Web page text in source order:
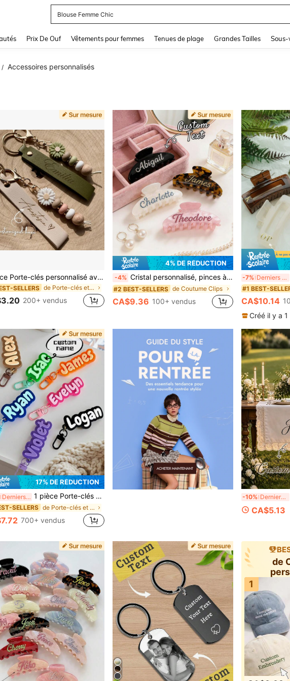
Blouse Femme Chic
Prix De Ouf Vêtements pour femmes Tenues de plage Grandes Tailles
/ Accessoires personnalisés
1 pièce Porte-clés personnalisé avec marguerite perlée | Cuir synthétique | Charm floral fait main | Cadeau de rentrée scolaire | Cadeau d'amitié | Cadeau d'anniversaire/Fête des mères, Saison de remise des diplômes, Cadeau de demoiselle d'honneur, Cadeau de la fête des enseignants, Cadeau de la Saint-Valentin, Esthétique, Bohème chic
SELLERS de Porte-clés et accessoires personnalisés
200+ vendus
4% DE RÉDUCTION
-4% Cristal personnalisé, pinces à cheveux avec nom personnalisé, accessoires pour cheveux de demoiselle d'honneur, grandes pinces à cheveux avec nom personnalisé, Saint-Valentin, anniversaire, anniversaire de mariage, mariage, fête des mères, cadeaux du Nouvel An, rentrée scolaire, esthétique, cadeau pour elle, cadeau unique
#2 BEST-SELLERS de Coutume Clips
CA$9.36 100+ vendus
-7% Derniers 3 jours
#1 BEST-
CA$10.14
Créé il y a 1
17% DE RÉDUCTION
Derniers 3 jours 1 pièce Porte-clés en acrylique avec nom, accessoire DIY, convient pour les sacs à main, les sacs à dos, les bagages, étiquette de nom pour anniversaire et vacances, cadeau pour la famille et les amis, cadeau personnalisé
SELLERS de Porte-clés et accessoires personnalisés
700+ vendus
-10% Derniers 2 jours
CA$5.13
de
1